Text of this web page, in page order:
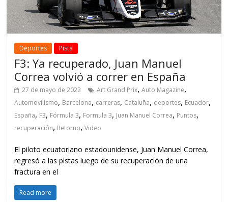
Deportes Pista
F3: Ya recuperado, Juan Manuel
Correa volvió a correr en España
27 de mayo de 2022 Art Grand Prix,Auto Magazine,
Automovilismo, Barcelona, carreras, Cataluña, deportes, Ecuador,
España, F3, Fórmula 3, Formula 3, Juan Manuel Correa, Puntos,
recuperación, Retorno,Video
El piloto ecuatoriano estadounidense, Juan Manuel Correa,
regresó a las pistas luego de su recuperación de una
fractura en el
Read more